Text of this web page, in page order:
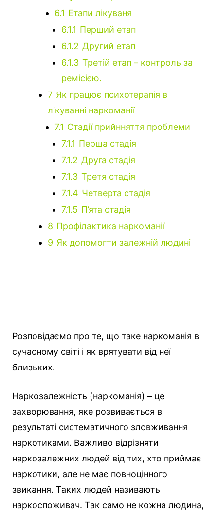
6.1 Етапи лікуваня
6.1.1 Перший етап
6.1.2 Другий етап
6.1.3 Третій етап – контроль за
ремісією.
7 Як працює психотерапія в
лікуванні наркоманії
7.1 Стадії прийнняття проблеми
7.1.1 Перша стадія
7.1.2 Друга стадія
7.1.3 Третя стадія
7.1.4 Четверта стадія
7.1.5 П’ята стадія
8 Профілактика наркоманії
9 Як допомогти залежній людині
Розповідаємо про те, що таке наркоманія в
сучасному світі і як врятувати від неї
близьких.
Наркозалежність (наркоманія) – це
захворювання, яке розвивається в
результаті систематичного зловживання
наркотиками. Важливо відрізняти
наркозалежних людей від тих, хто приймає
наркотики, але не має повноцінного
звикання. Таких людей називають
наркоспоживач. Так само не кожна людина,